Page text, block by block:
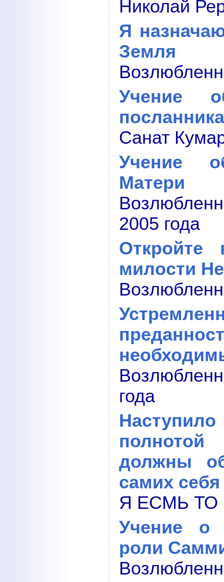
Николай
Я
Земля
Учение
Санат
Учение
Матери
2005 года
Откройте
милости
года
должны
самих себя
Я ЕСМЬ ТО
Учение о
роли